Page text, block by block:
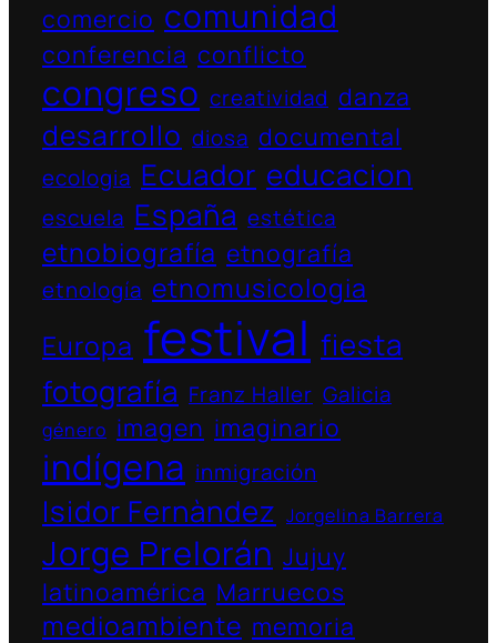
comercio comunidad
conferencia conflicto
congreso creatividad danza
desarrollo diosa documental
ecologia Ecuador educacion
escuela España estética
etnobiografía etnografía
etnología etnomusicologia
Europa festival fiesta
fotografía Franz Haller Galicia
género imagen imaginario
indígena inmigración
Isidor Fernàndez Jorgelina Barrera
Jorge Prelorán Jujuy
latinoamérica Marruecos
medioambiente memoria